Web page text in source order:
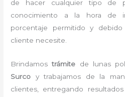
de hacer cualquier tipo de
conocimiento a la hora de
porcentaje permitido y
cliente necesite.
Brindamostrámite de lunas
Surco y trabajamos de la
clientes, entregando